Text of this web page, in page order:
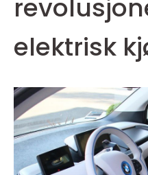
elektrisk